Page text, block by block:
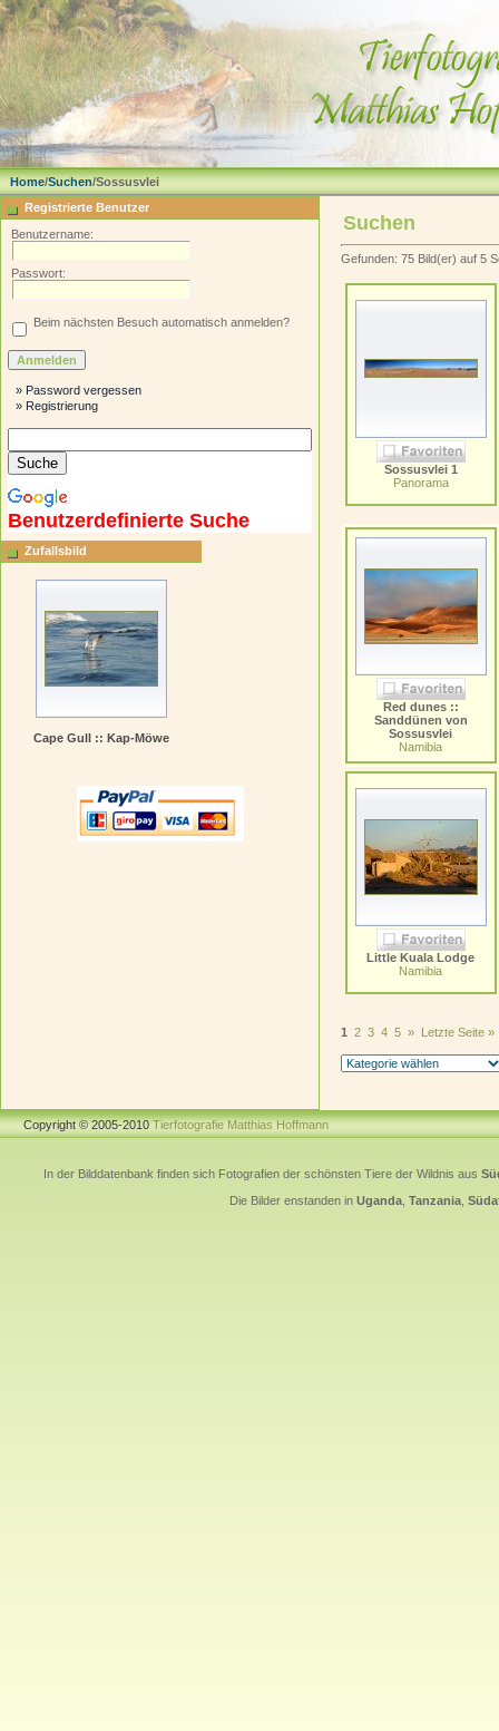
Home/Suchen/Sossusvlei
Registrierte Benutzer
Benutzername:
Passwort:
Beim nächsten Besuch automatisch anmelden?
» Password vergessen
» Registrierung
Benutzerdefinierte Suche
Zufallsbild
Cape Gull :: Kap-Möwe
Suchen
Gefunden: 75 Bild(er) auf 5
Sossusvlei 1
Panorama
Red dunes ::
Sanddünen von
Sossusvlei
Namibia
Little Kuala Lodge
Namibia
1 2 3 4 5 » Letzte Seite »
Copyright © 2005-2010Tierfotografie Matthias Hoffmann
In der Bilddatenbank finden sich Fotografien der schönsten Tiere der Wildnis aus
Die Bilder enstanden in Uganda Tanzania